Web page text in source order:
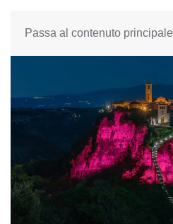
Passa al contenuto principale